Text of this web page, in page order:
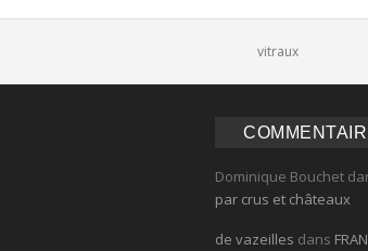
vitraux
Dominique Bouchet
par crus et châteaux
de vazeilles dans